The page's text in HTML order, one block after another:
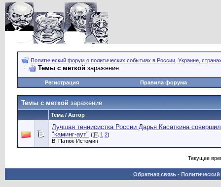
Политический форум о политических событиях в России, Украине,
Темы с меткой заражение
Регистрация Правила форума
Темы с меткой заражение
Тема / Автор
Лучшая теннисистка России Дарья Касаткина
"каминг-аут" ( 1 2)
В. Патюк-Истомин
Текущее
Обратная связь -